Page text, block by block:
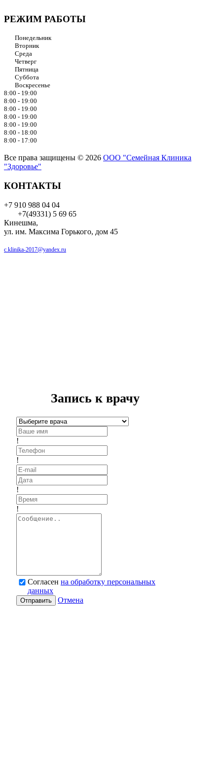
РЕЖИМ РАБОТЫ
Понедельник
Вторник
Среда
Четверг
Пятница
Суббота
Воскресенье
8:00 - 19:00
8:00 - 19:00
8:00 - 19:00
8:00 - 19:00
8:00 - 19:00
8:00 - 18:00
8:00 - 17:00
Все права защищены © 2026 ООО "Семейная Клиника
"Здоровье"
КОНТАКТЫ
+7 910 988 04 04
+7(49331) 5 69 65
Кинешма,
ул. им. Максима Горького, дом 45
c.klinika-2017@yandex.ru
Запись к врачу
!
!
!
!
Согласен на обработку персональных
данных
Отправить Отмена